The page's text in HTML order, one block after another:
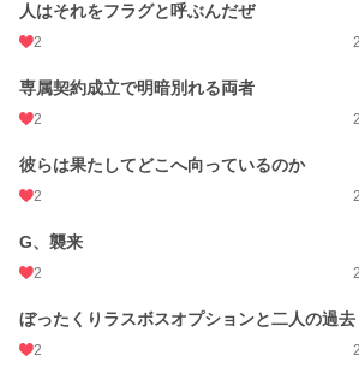
人はそれをフラグと呼ぶんだぜ
2
専属契約成立で明暗別れる両者
2
彼らは果たしてどこへ向っているのか
2
G、襲来
2
ぼったくりラスボスオプションと二人の過去
2